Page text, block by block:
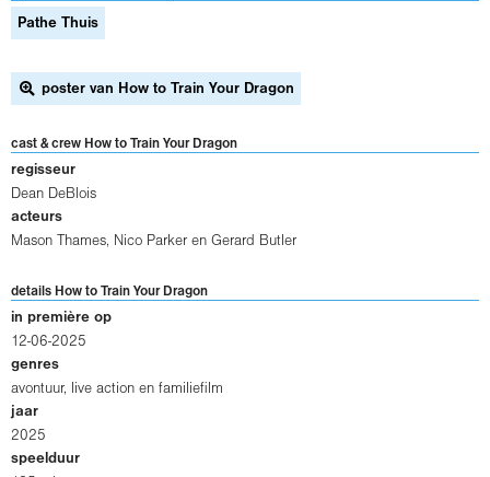
Pathe Thuis
poster van How to Train Your Dragon
cast & crew How to Train Your Dragon
regisseur
Dean DeBlois
acteurs
Mason Thames, Nico Parker en Gerard Butler
details How to Train Your Dragon
in première op
12-06-2025
genres
avontuur, live action en familiefilm
jaar
2025
speelduur